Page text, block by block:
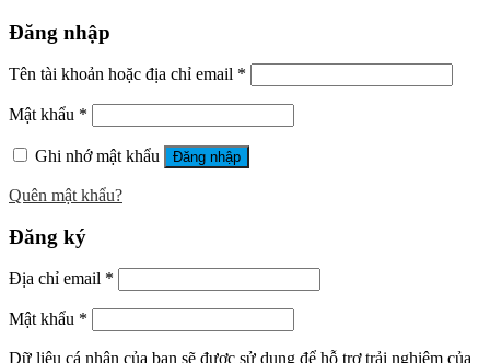
Đăng nhập
Tên tài khoản hoặc địa chỉ email *
Mật khẩu *
Ghi nhớ mật khẩu Đăng nhập
Quên mật khẩu?
Đăng ký
Địa chỉ email *
Mật khẩu *
Dữ liệu cá nhân của bạn sẽ được sử dụng để hỗ trợ trải nghiệm của